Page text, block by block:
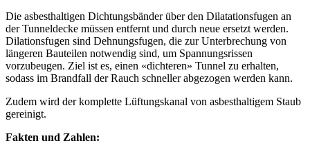
Die asbesthaltigen Dichtungsbänder über den Dilatationsfugen an
der Tunneldecke müssen entfernt und durch neue ersetzt werden.
Dilationsfugen sind Dehnungsfugen, die zur Unterbrechung von
längeren Bauteilen notwendig sind, um Spannungsrissen
vorzubeugen. Ziel ist es, einen «dichteren» Tunnel zu erhalten,
sodass im Brandfall der Rauch schneller abgezogen werden kann.
Zudem wird der komplette Lüftungskanal von asbesthaltigem Staub
gereinigt.
Fakten und Zahlen: